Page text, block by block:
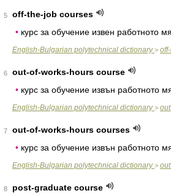
5
off-the-job courses
• курс за обучение извен работното
English-Bulgarian polytechnical dictionary>
6
out-of-works-hours course
• курс за обучение извън работното
English-Bulgarian polytechnical dictionary>
7
out-of-works-hours courses
• курс за обучение извън работното
English-Bulgarian polytechnical dictionary>
8
post-graduate course